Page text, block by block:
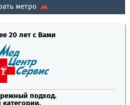
метро
20 лет с Вами
подход.